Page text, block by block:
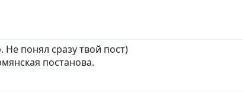
Не понял сразу твой пост)
постанова.